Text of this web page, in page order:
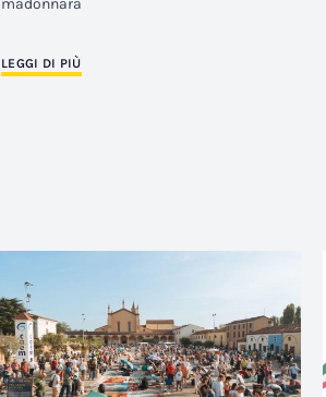
madonnara
LEGGI DI PIÙ